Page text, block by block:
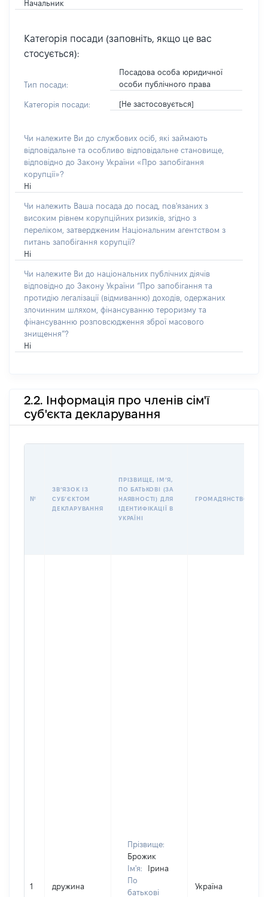
Начальник
Категорія посади (заповніть, якщо це вас
стосується):
Тип посади:
Посадова особа юридичної
особи публічного права
Категорія посади: [Не застосовується]
Чи належите Ви до службових осіб, які займають
відповідальне та особливо відповідальне становище,
відповідно до Закону України «Про запобігання
корупції»?
Ні
Чи належить Ваша посада до посад, пов'язаних з
високим рівнем корупційних ризиків, згідно з
переліком, затвердженим Національним агентством з
питань запобігання корупції?
Ні
Чи належите Ви до національних публічних діячів
відповідно до Закону України “Про запобігання та
протидію легалізації (відмиванню) доходів, одержаних
злочинним шляхом, фінансуванню тероризму та
фінансуванню розповсюдження зброї масового
знищення”?
Ні
2.2. Інформація про членів сім'ї
суб'єкта декларування
№
ЗВʼЯЗОК ІЗ
СУБʼЄКТОМ
ДЕКЛАРУВАННЯ
ПРІЗВИЩЕ, ІМʼЯ,
ПО БАТЬКОВІ (ЗА
НАЯВНОСТІ) ДЛЯ
ІДЕНТИФІКАЦІЇ В
УКРАЇНІ
ГРОМАДЯНСТВО
1 дружина
Прізвище:
Брожик
Ім'я:
Ірина
По
батькові
Україна